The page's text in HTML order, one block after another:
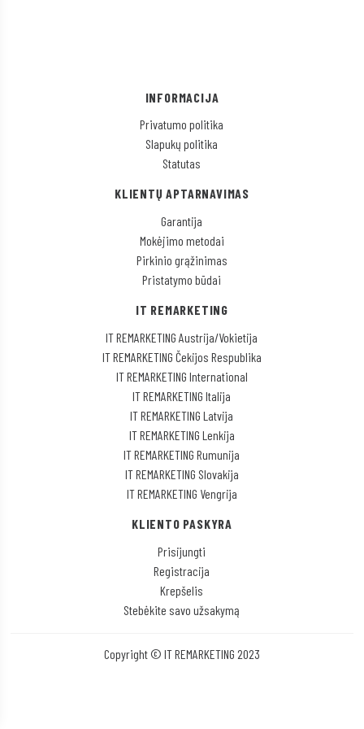
INFORMACIJA
Privatumo politika
Slapukų politika
Statutas
KLIENTŲ APTARNAVIMAS
Garantija
Mokėjimo metodai
Pirkinio grąžinimas
Pristatymo būdai
IT REMARKETING
IT REMARKETING Austrija/Vokietija
IT REMARKETING Čekijos Respublika
IT REMARKETING International
IT REMARKETING Italija
IT REMARKETING Latvija
IT REMARKETING Lenkija
IT REMARKETING Rumunija
IT REMARKETING Slovakija
IT REMARKETING Vengrija
KLIENTO PASKYRA
Prisijungti
Registracija
Krepšelis
Stebėkite savo užsakymą
Copyright © IT REMARKETING 2023